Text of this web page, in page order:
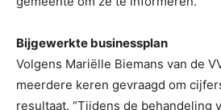
Bijgewerkte businessplan
Volgens Mariëlle Biemans van de
meerdere keren gevraagd om
resultaat. “Tijdens de behandeling